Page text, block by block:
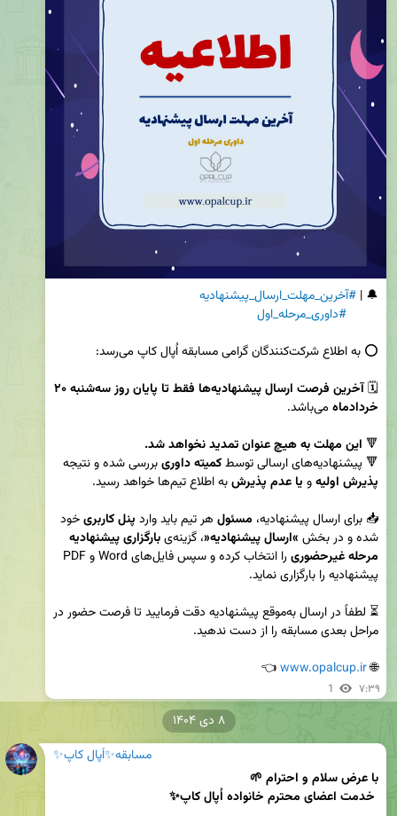
🔔 | #آخرین_مهلت_ارسال_پیشنهادیه
#داوری_مرحله_اول
🗓
خردادماه
🔻 این مهلت به هیچ عنوان تمدید نخواهد شد.
🔻 پیشنهادیه‌های ارسالی توسط
کمیته داوری بررسی شده و نتیجه
پذیرش اولیه و یا عدم پذیرش
📥 برای ارسال پیشنهادیه، مسئول هر تیم باید وارد پنل کاربری
شده و در بخش «ارسال پیشنهادیه»، گزینه‌ی
مرحله غیرحضوری
🌐
www.opalcup.ir
👈
1 ۷:۳۹
مسابقه✨اُپال کاپ✨
۸ دی ۱۴۰۴